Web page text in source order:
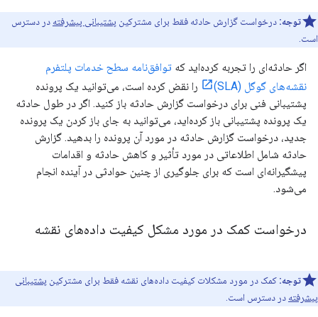
توجه: درخواست گزارش حادثه فقط برای مشترکین پشتیبانی پیشرفته در دسترس
است.
اگر حادثه‌ای را تجربه کرده‌اید که توافق‌نامه سطح خدمات پلتفرم
نقشه‌های گوگل (SLA)
را نقض کرده است، می‌توانید یک پرونده
پشتیبانی فنی برای درخواست گزارش حادثه باز کنید. اگر در طول حادثه
یک پرونده پشتیبانی باز کرده‌اید، می‌توانید به جای باز کردن یک پرونده
جدید، درخواست گزارش حادثه در مورد آن پرونده را بدهید. گزارش
حادثه شامل اطلاعاتی در مورد تأثیر و کاهش حادثه و اقدامات
پیشگیرانه‌ای است که برای جلوگیری از چنین حوادثی در آینده انجام
می‌شود.
درخواست کمک در مورد مشکل کیفیت داده‌های نقشه
توجه: کمک در مورد مشکلات کیفیت داده‌های نقشه فقط برای مشترکین پشتیبانی
پیشرفته در دسترس است.